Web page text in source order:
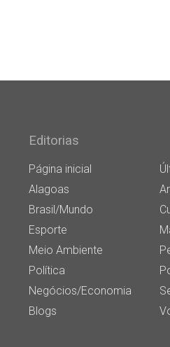
Editorias
Página inicial
Alagoas
Brasil/Mundo
Esporte
Meio Ambiente
Política
Negócios/Economia
Blogs